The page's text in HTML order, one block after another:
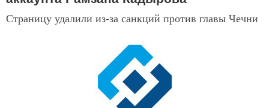
Страницу удалили из-за санкций против главы Чечни